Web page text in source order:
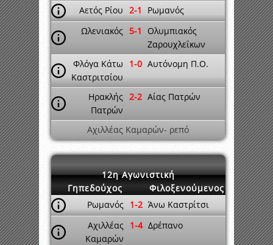
Αετός Ρίου 2-1
Ρωμανός
Ωλενιακός 5-1 Ολυμπιακός
Ζαρουχλεΐκων
Φλόγα Κάτω
Καστριτσίου
1-0 Αυτόνομη Π.Ο.
Ηρακλής
Πατρών
2-2 Αίας Πατρών
Αχιλλέας Καμαρών- ρεπό
12η Αγωνιστική
Γηπεδούχος
Φιλοξενούμενος
Ρωμανός 1-2 Άνω Καστρίτσι
Αχιλλέας
Καμαρών
1-4 Δρέπανο